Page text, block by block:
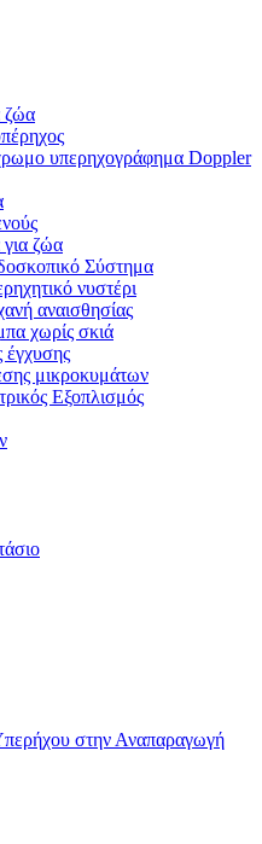
ζώα
υπερηχογράφημα Doppler
για ζώα
Σύστημα
νυστέρι
αναισθησίας
χωρίς σκιά
έγχυσης
μικροκυμάτων
Εξοπλισμός
στην Αναπαραγωγή